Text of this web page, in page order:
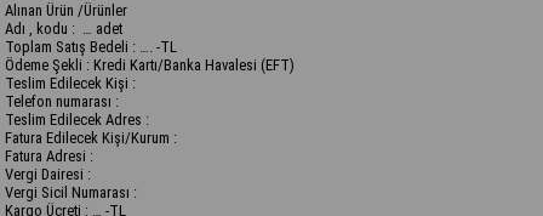
Alınan Ürün /Ürünler
Adı , kodu : … adet
Toplam Satış Bedeli : …. -TL
Ödeme Şekli : Kredi Kartı/Banka Havalesi (EFT)
Teslim Edilecek Kişi :
Telefon numarası :
Teslim Edilecek Adres :
Fatura Edilecek Kişi/Kurum :
Fatura Adresi :
Vergi Dairesi :
Vergi Sicil Numarası :
Kargo Ücreti : … -TL